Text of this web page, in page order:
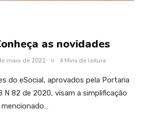
as novidades
maio de 2021 4 Mins de leitura
do eSocial, aprovados pela Portaria
N 82 de 2020, visam a simplificação